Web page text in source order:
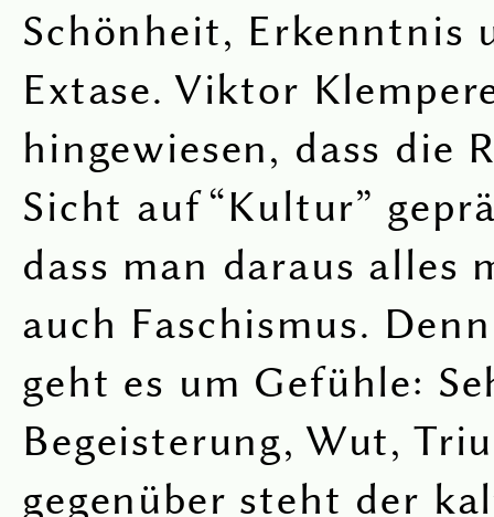
Schönheit, Erkenntnis
Extase. Viktor
hingewiesen, dass die
Sicht auf “Kultur”
dass man daraus alles
auch Faschismus.
geht es um Gefühle:
Begeisterung, Wut,
gegenüber steht der